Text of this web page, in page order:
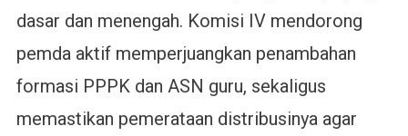
dasar dan menengah. Komisi IV mendorong
pemda aktif memperjuangkan penambahan
formasi PPPK dan ASN guru, sekaligus
memastikan pemerataan distribusinya agar